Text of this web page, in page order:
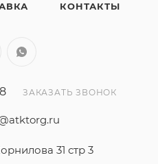
КОНТАКТЫ
ЗАКАЗАТЬ ЗВОНОК
31 стр 3